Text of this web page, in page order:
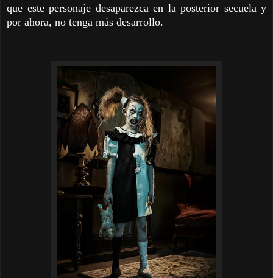
que este personaje desaparezca en la posterior secuela y
por ahora, no tenga más desarrollo.